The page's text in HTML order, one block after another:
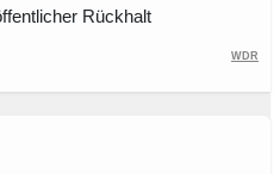
Rückhalt
WDR